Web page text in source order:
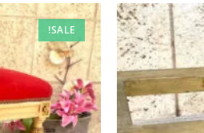
SALE!